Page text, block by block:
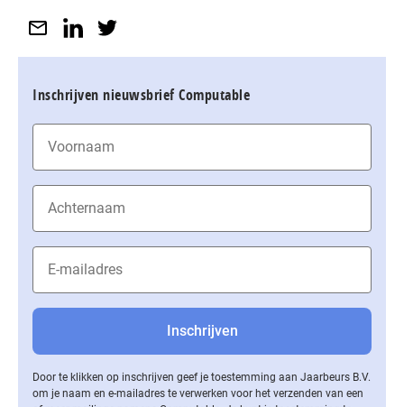
Inschrijven nieuwsbrief Computable
Door te klikken op inschrijven geef je toestemming aan Jaarbeurs B.V.
om je naam en e-mailadres te verwerken voor het verzenden van een